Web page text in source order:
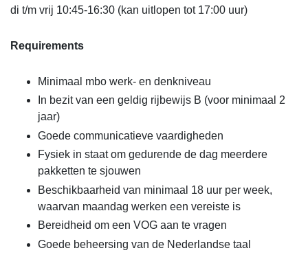
di t/m vrij 10:45-16:30 (kan uitlopen tot 17:00 uur)
Requirements
Minimaal mbo werk- en denkniveau
In bezit van een geldig rijbewijs B (voor minimaal 2
jaar)
Goede communicatieve vaardigheden
Fysiek in staat om gedurende de dag meerdere
pakketten te sjouwen
Beschikbaarheid van minimaal 18 uur per week,
waarvan maandag werken een vereiste is
Bereidheid om een VOG aan te vragen
Goede beheersing van de Nederlandse taal